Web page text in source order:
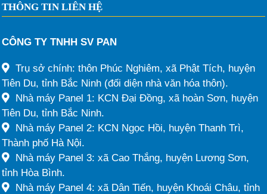
THÔNG TIN LIÊN HỆ
CÔNG TY TNHH SV PAN
Trụ sở chính: thôn Phúc Nghiêm, xã Phật Tích, huyện
Tiên Du, tỉnh Bắc Ninh (đối diện nhà văn hóa thôn).
Nhà máy Panel 1: KCN Đại Đồng, xã hoàn Sơn, huyện
Tiên Du, tỉnh Bắc Ninh.
Nhà máy Panel 2: KCN Ngọc Hồi, huyện Thanh Trì,
Thành phố Hà Nội.
Nhà máy Panel 3: xã Cao Thắng, huyện Lương Sơn,
tỉnh Hòa Bình.
Nhà máy Panel 4: xã Dân Tiến, huyện Khoái Châu, tỉnh